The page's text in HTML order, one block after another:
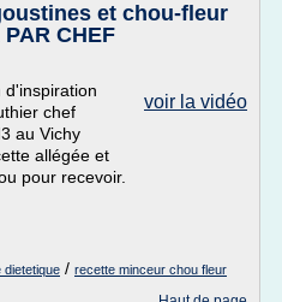
et chou-fleur
PAR CHEF
voir la vidéo
d'inspiration
chef
au Vichy
allégée et
pour recevoir.
dietetique / recette minceur chou fleur